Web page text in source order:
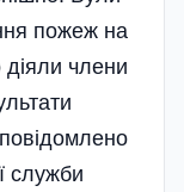
пожеж на
члени
служби